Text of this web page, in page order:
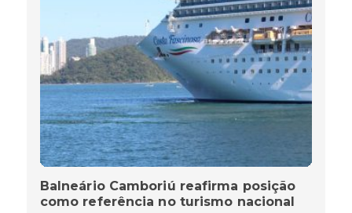
Balneário Camboriú reafirma posição
como referência no turismo nacional